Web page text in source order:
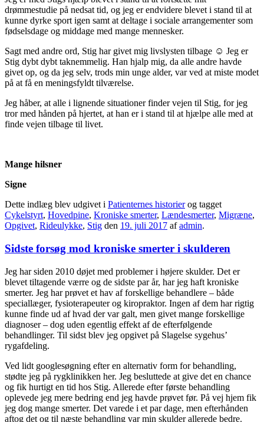
drømmestudie på nedsat tid, og jeg er endvidere blevet i stand til at
kunne dyrke sport igen samt at deltage i sociale arrangementer som
fødselsdage og middage med mange mennesker.
Sagt med andre ord, Stig har givet mig livslysten tilbage ☺ Jeg er
Stig dybt dybt taknemmelig. Han hjalp mig, da alle andre havde
givet op, og da jeg selv, trods min unge alder, var ved at miste modet
på at få en meningsfyldt tilværelse.
Jeg håber, at alle i lignende situationer finder vejen til Stig, for jeg
tror med hånden på hjertet, at han er i stand til at hjælpe alle med at
finde vejen tilbage til livet.
Mange hilsner
Signe
Dette indlæg blev udgivet i Patienternes historierog tagget
Cykelstyrt, Hovedpine, Kroniske smerter, Lændesmerter, Migræne,
Opgivet, Rideulykke, Stig den 19. juli 2017 afadmin.
Sidste forsøg mod kroniske smerter i skulderen
Jeg har siden 2010 døjet med problemer i højere skulder. Det er
blevet tiltagende værre og de sidste par år, har jeg haft kroniske
smerter. Jeg har prøvet et hav af forskellige behandlere – både
speciallæger, fysioterapeuter og kiropraktor. Ingen af dem har rigtig
kunne finde ud af hvad der var galt, men givet mange forskellige
diagnoser – dog uden egentlig effekt af de efterfølgende
behandlinger. Til sidst blev jeg opgivet på Slagelse sygehus’
rygafdeling.
Ved lidt googlesøgning efter en alternativ form for behandling,
stødte jeg på rygklinikken her. Jeg besluttede at give det en chance
og fik hurtigt en tid hos Stig. Allerede efter første behandling
oplevede jeg mere bedring end jeg havde prøvet før. På vej hjem fik
jeg dog mange smerter. Det varede i et par dage, men efterhånden
aftog det og til næste behandling var min skulder allerede bedre.